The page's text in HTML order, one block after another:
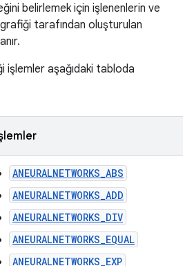
belirlemek için işlenenlerin ve
tarafından oluşturulan
işlemler aşağıdaki tabloda
ANEURALNETWORKS_ABS
ANEURALNETWORKS_ADD
ANEURALNETWORKS_DIV
ANEURALNETWORKS_EQUAL
ANEURALNETWORKS_EXP